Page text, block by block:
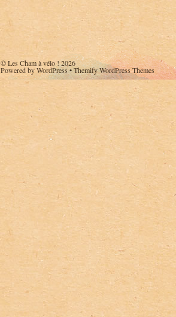
©Les Cham à vélo !2026
Powered byWordPress•Themify WordPress Themes